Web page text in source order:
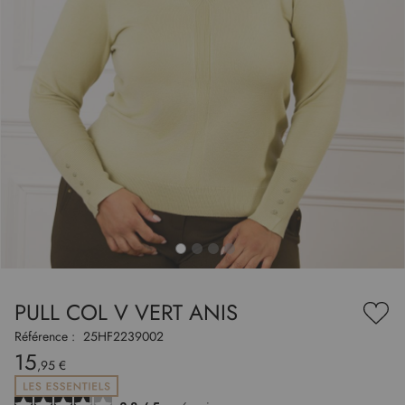
PULL COL V VERT ANIS
à
Référence : 25HF2239002
15,95 €